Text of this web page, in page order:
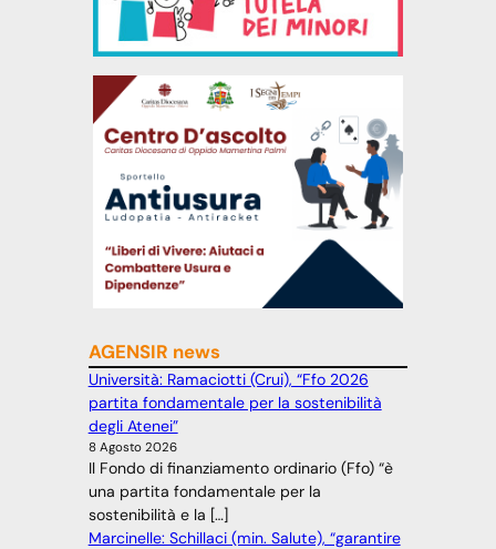
AGENSIR news
Università: Ramaciotti (Crui), “Ffo 2026
partita fondamentale per la sostenibilità
degli Atenei”
8 Agosto 2026
Il Fondo di finanziamento ordinario (Ffo) “è
una partita fondamentale per la
sostenibilità e la […]
Marcinelle: Schillaci (min. Salute), “garantire